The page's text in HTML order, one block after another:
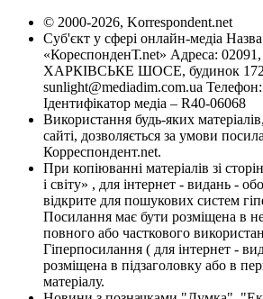
© 2000-2026, Korrespondent.net
Суб'єкт у сфері онлайн-медіа
«КореспонденТ.net» Адреса: 02091,
ХАРКІВСЬКЕ ШОСЕ, будинок 172-
sunlight@mediadim.com.ua
Ідентифікатор медіа – R40-06068
Використання будь-яких
сайті, дозволяється за умови
Корреспондент.net.
При копіюванні матеріалів зі
і світу» , для інтернет - видань -
відкрите для пошукових систем
Посилання має бути розміщена в
повного або часткового
Гіперпосилання ( для інтернет -
розміщена в підзаголовку або в
матеріалу.